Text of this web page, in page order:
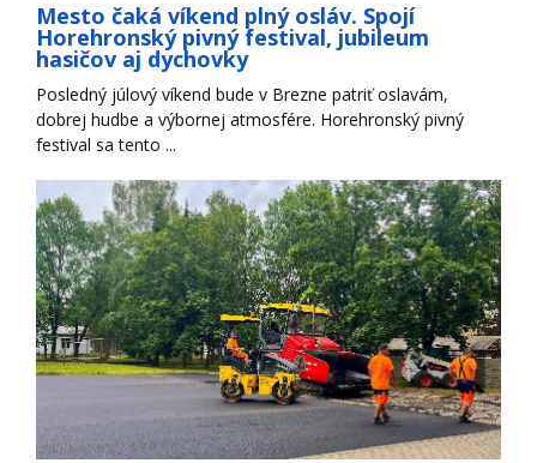
Mesto čaká víkend plný osláv. Spojí
Horehronský pivný festival, jubileum
hasičov aj dychovky
Posledný júlový víkend bude v Brezne patriť oslavám,
dobrej hudbe a výbornej atmosfére. Horehronský pivný
festival sa tento ...